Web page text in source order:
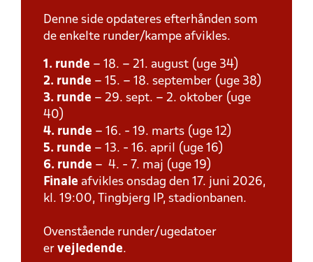
Denne side opdateres efterhånden som
de enkelte runder/kampe afvikles.
1. runde – 18. – 21. august (uge 34)
2. runde – 15. – 18. september (uge 38)
3. runde – 29. sept. – 2. oktober (uge
40)
4. runde – 16. - 19. marts (uge 12)
5. runde – 13. - 16. april (uge 16)
6. runde – 4. - 7. maj (uge 19)
Finale afvikles onsdag den 17. juni 2026,
kl. 19:00, Tingbjerg IP, stadionbanen.
Ovenstående runder/ugedatoer
er vejledende.